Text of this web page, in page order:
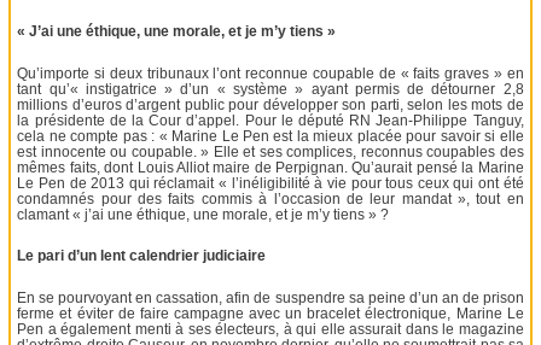
« J’ai une éthique, une morale, et je m’y tiens »
Qu’importe si deux tribunaux l’ont reconnue coupable de « faits graves » en
tant qu’« instigatrice » d’un « système » ayant permis de détourner 2,8
millions d’euros d’argent public pour développer son parti, selon les mots de
la présidente de la Cour d’appel. Pour le député RN Jean-Philippe Tanguy,
cela ne compte pas : « Marine Le Pen est la mieux placée pour savoir si elle
est innocente ou coupable. » Elle et ses complices, reconnus coupables des
mêmes faits, dont Louis Alliot maire de Perpignan. Qu’aurait pensé la Marine
Le Pen de 2013 qui réclamait « l’inéligibilité à vie pour tous ceux qui ont été
condamnés pour des faits commis à l’occasion de leur mandat », tout en
clamant « j’ai une éthique, une morale, et je m’y tiens » ?
Le pari d’un lent calendrier judiciaire
En se pourvoyant en cassation, afin de suspendre sa peine d’un an de prison
ferme et éviter de faire campagne avec un bracelet électronique, Marine Le
Pen a également menti à ses électeurs, à qui elle assurait dans le magazine